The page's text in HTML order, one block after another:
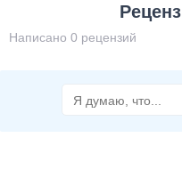
Написано 0 рецензий